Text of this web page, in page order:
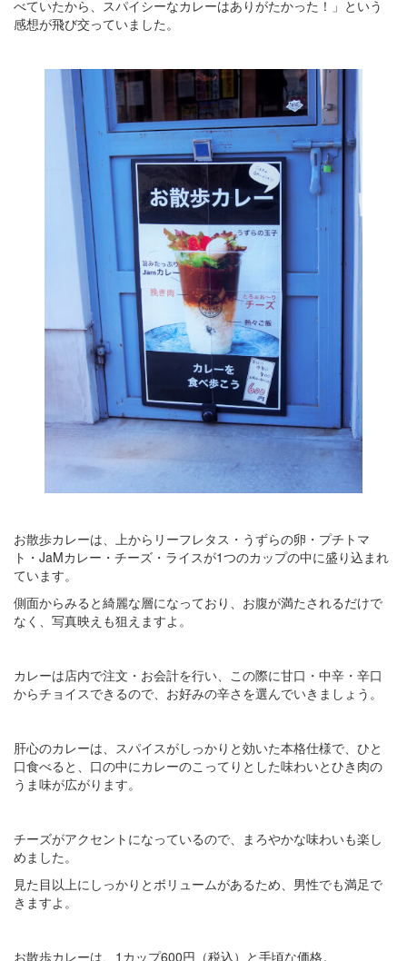
べていたから、スパイシーなカレーはありがたかった！」という
感想が飛び交っていました。
お散歩カレーは、上からリーフレタス・うずらの卵・プチトマ
ト・JaMカレー・チーズ・ライスが1つのカップの中に盛り込まれ
ています。
側面からみると綺麗な層になっており、お腹が満たされるだけで
なく、写真映えも狙えますよ。
カレーは店内で注文・お会計を行い、この際に甘口・中辛・辛口
からチョイスできるので、お好みの辛さを選んでいきましょう。
肝心のカレーは、スパイスがしっかりと効いた本格仕様で、ひと
口食べると、口の中にカレーのこってりとした味わいとひき肉の
うま味が広がります。
チーズがアクセントになっているので、まろやかな味わいも楽し
めました。
見た目以上にしっかりとボリュームがあるため、男性でも満足で
きますよ。
お散歩カレーは、1カップ600円（税込）と手頃な価格。